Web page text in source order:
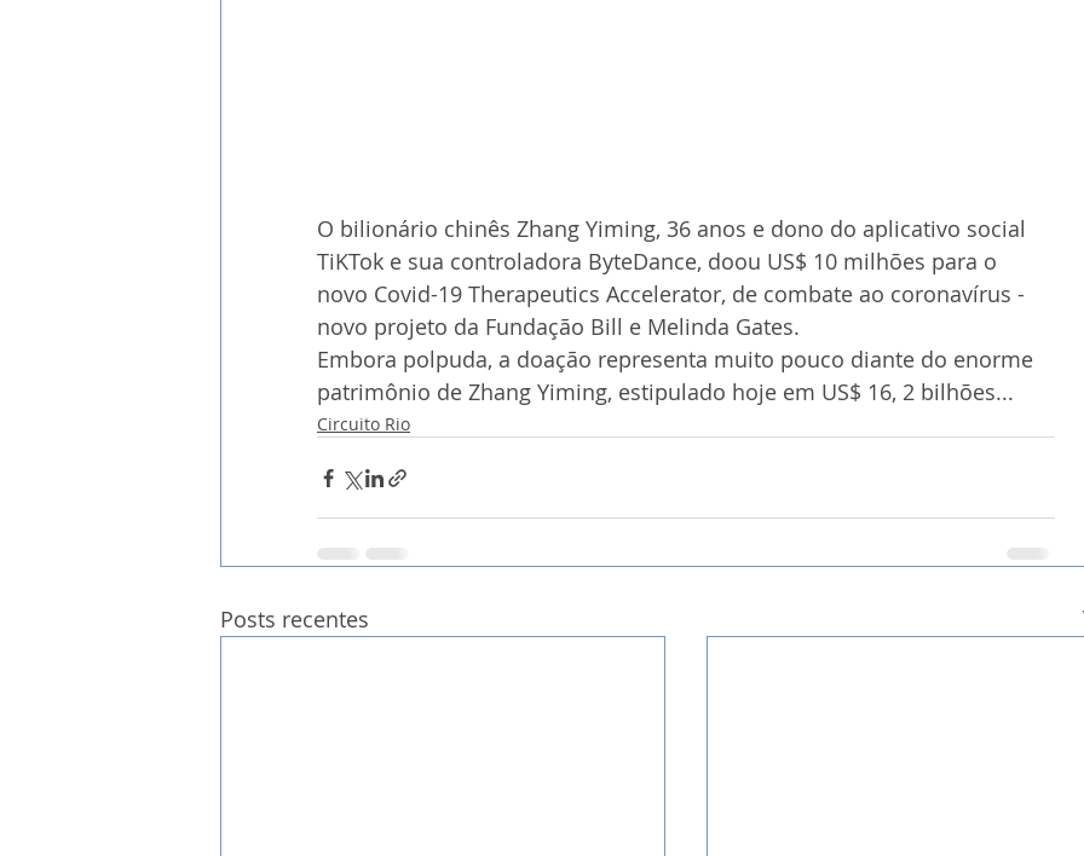
O bilionário chinês Zhang Yiming, 36 anos e dono do aplicativo social
TiKTok e sua controladora ByteDance, doou US$ 10 milhões para o
novo Covid-19 Therapeutics Accelerator, de combate ao coronavírus -
novo projeto da Fundação Bill e Melinda Gates.
Embora polpuda, a doação representa muito pouco diante do enorme
patrimônio de Zhang Yiming, estipulado hoje em US$ 16, 2 bilhões...
Circuito Rio
Posts recentes